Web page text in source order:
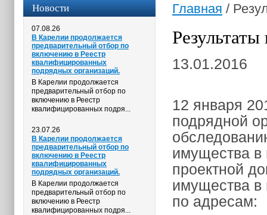
Новости
07.08.26
В Карелии продолжается
предварительный отбор по
включению в Реестр
квалифицированных
подрядных организаций.
В Карелии продолжается
предварительный отбор по
включению в Реестр
квалифицированных подря...
23.07.26
В Карелии продолжается
предварительный отбор по
включению в Реестр
квалифицированных
подрядных организаций.
В Карелии продолжается
предварительный отбор по
включению в Реестр
квалифицированных подря...
Главная /
13.01.2016
12 января
подрядной
имущества в
проектной
имущества в
по адресам: